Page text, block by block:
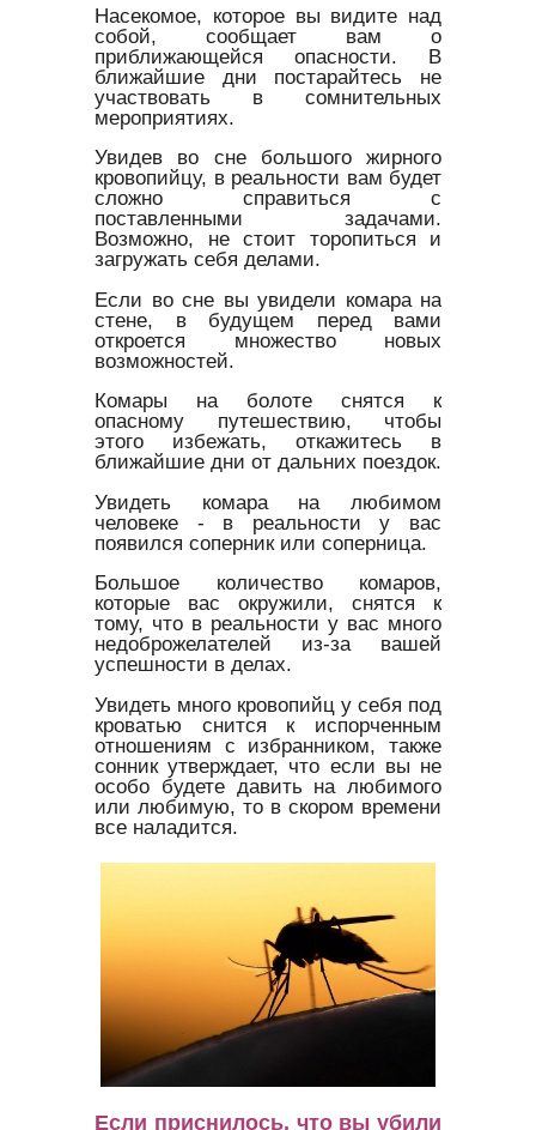
Насекомое, которое вы видите над
собой, сообщает вам о
приближающейся опасности. В
ближайшие дни постарайтесь не
участвовать в сомнительных
мероприятиях.
Увидев во сне большого жирного
кровопийцу, в реальности вам будет
сложно справиться с
поставленными задачами.
Возможно, не стоит торопиться и
загружать себя делами.
Если во сне вы увидели комара на
стене, в будущем перед вами
откроется множество новых
возможностей.
Комары на болоте снятся к
опасному путешествию, чтобы
этого избежать, откажитесь в
ближайшие дни от дальних поездок.
Увидеть комара на любимом
человеке - в реальности у вас
появился соперник или соперница.
Большое количество комаров,
которые вас окружили, снятся к
тому, что в реальности у вас много
недоброжелателей из-за вашей
успешности в делах.
Увидеть много кровопийц у себя под
кроватью снится к испорченным
отношениям с избранником, также
сонник утверждает, что если вы не
особо будете давить на любимого
или любимую, то в скором времени
все наладится.
Если приснилось, что вы убили